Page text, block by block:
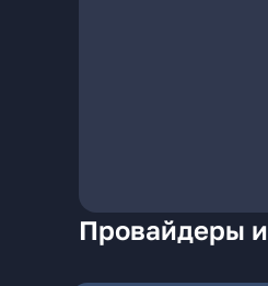
Провайдеры